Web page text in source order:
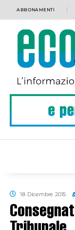
ABBONAMENTI
18 Dicembre 2015